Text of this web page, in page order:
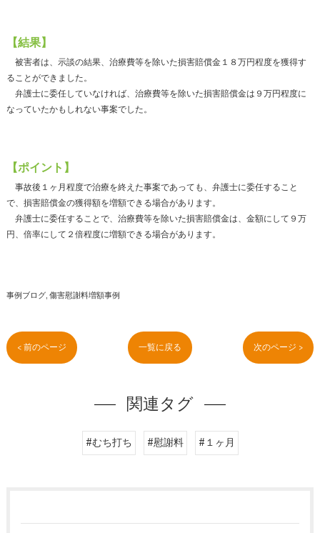
【結果】
被害者は、示談の結果、治療費等を除いた損害賠償金１８万円程度を獲得す
ることができました。
弁護士に委任していなければ、治療費等を除いた損害賠償金は９万円程度に
なっていたかもしれない事案でした。
【ポイント】
事故後１ヶ月程度で治療を終えた事案であっても、弁護士に委任すること
で、損害賠償金の獲得額を増額できる場合があります。
弁護士に委任することで、治療費等を除いた損害賠償金は、金額にして９万
円、倍率にして２倍程度に増額できる場合があります。
事例ブログ 傷害慰謝料増額事例
< 前のページ 一覧に戻る 次のページ >
関連タグ
#むち打ち #慰謝料 #１ヶ月